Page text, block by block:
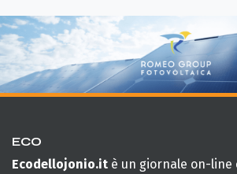
ECO
Ecodellojonio.it è un giornale on-line